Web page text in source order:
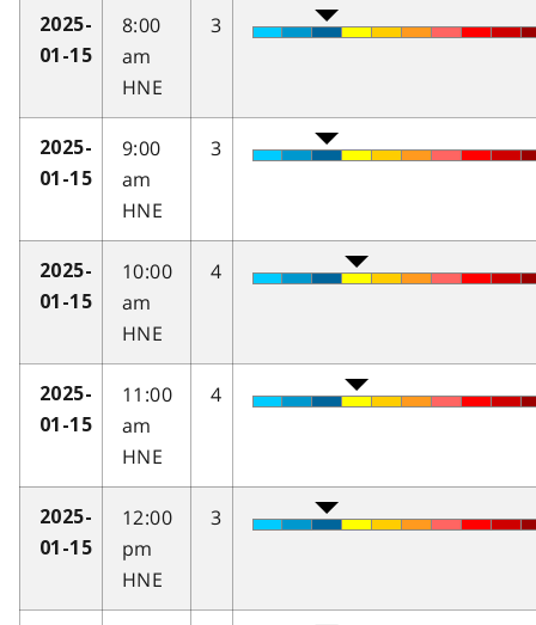
2025-
01-15
8:00
am
HNE
3
2025-
01-15
9:00
am
HNE
3
2025-
01-15
10:00
am
HNE
4
2025-
01-15
11:00
am
HNE
4
2025-
01-15
12:00
pm
HNE
3